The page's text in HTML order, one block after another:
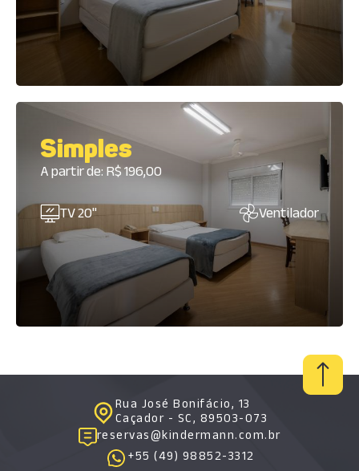
Simples
A partir de: R$ 196,00
TV 20"
Ventilador
Rua José Bonifácio, 13
Caçador - SC, 89503-073
reservas@kindermann.com.br
+55 (49) 98852-3312